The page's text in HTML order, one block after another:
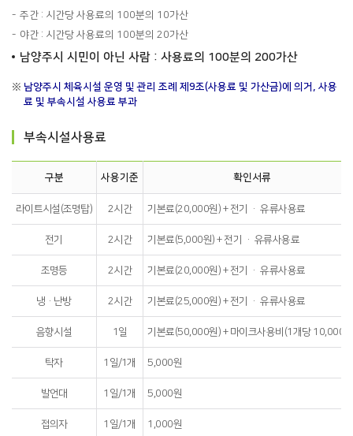
주간 : 시간당 사용료의 100분의 10가산
야간 : 시간당 사용료의 100분의 20가산
남양주시 시민이 아닌 사람 : 사용료의 100분의 200가산
※ 남양주시 체육시설 운영 및 관리 조례 제9조(사용료 및 가산금)에 의거, 사용
료 및 부속시설 사용료 부과
부속시설사용료
구분 사용기준 확인서류
라이트시설(조명탑) 2시간 기본료(20,000원) + 전기 · 유류사용료
전기 2시간 기본료(5,000원) + 전기 · 유류사용료
조명등 2시간 기본료(20,000원) + 전기 · 유류사용료
냉·난방 2시간 기본료(25,000원) + 전기 · 유류사용료
음향시설 1일 기본료(50,000원) + 마이크사용비(1개당 10,000
탁자 1일/1개 5,000원
발언대 1일/1개 5,000원
접의자 1일/1개 1,000원